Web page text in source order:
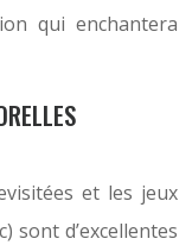
qui enchantera
et les jeux
sont d’excellentes